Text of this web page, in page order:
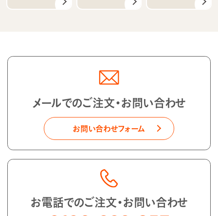
メールでのご注文・お問い合わせ
お問い合わせフォーム
お電話でのご注文・お問い合わせ